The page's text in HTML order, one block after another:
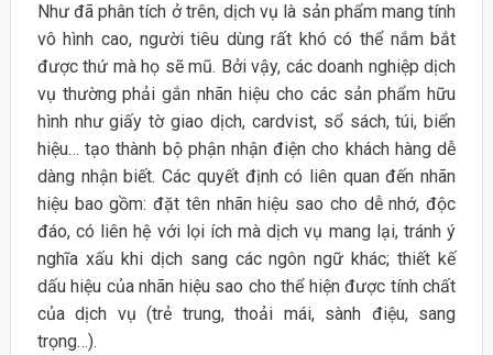
Như đã phân tích ở trên, dịch vụ là sản phẩm mang tính
vô hình cao, người tiêu dùng rất khó có thể nắm bắt
được thứ mà họ sẽ mũ. Bởi vậy, các doanh nghiệp dịch
vụ thường phải gắn nhãn hiệu cho các sản phẩm hữu
hình như giấy tờ giao dịch, cardvist, sổ sách, túi, biển
hiệu… tạo thành bộ phận nhận điện cho khách hàng dễ
dàng nhận biết. Các quyết định có liên quan đến nhãn
hiệu bao gồm: đặt tên nhãn hiệu sao cho dễ nhớ, độc
đáo, có liên hệ với lọi ích mà dịch vụ mang lại, tránh ý
nghĩa xấu khi dịch sang các ngôn ngữ khác; thiết kế
dấu hiệu của nhãn hiệu sao cho thể hiện được tính chất
của dịch vụ (trẻ trung, thoải mái, sành điệu, sang
trọng…).